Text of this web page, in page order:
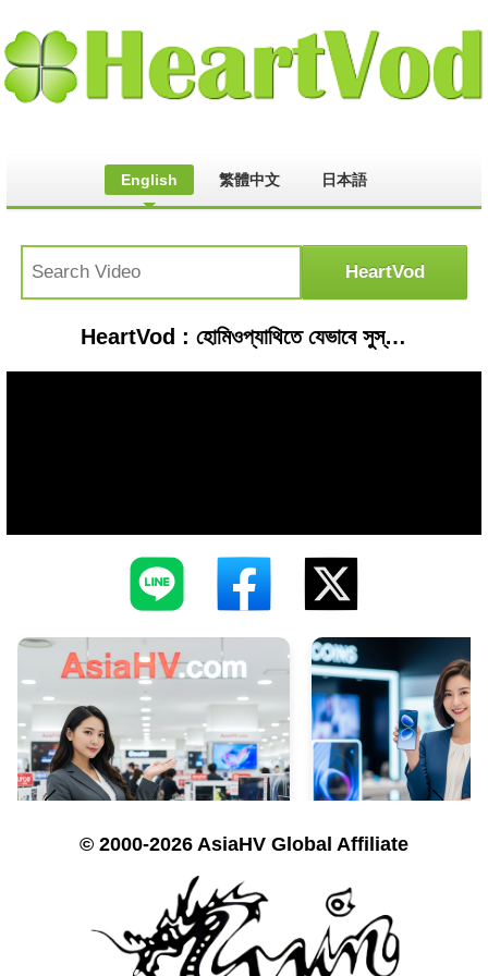
English 繁體中文 日本語
HeartVod : হোমিওপ্যাথিতে যেভাবে সুস্থ হলো আরও একজন ক্যান্সার রোগী !!! ।। ডা. শাহীন মাহমুদ
© 2000-2026 AsiaHV Global Affiliate